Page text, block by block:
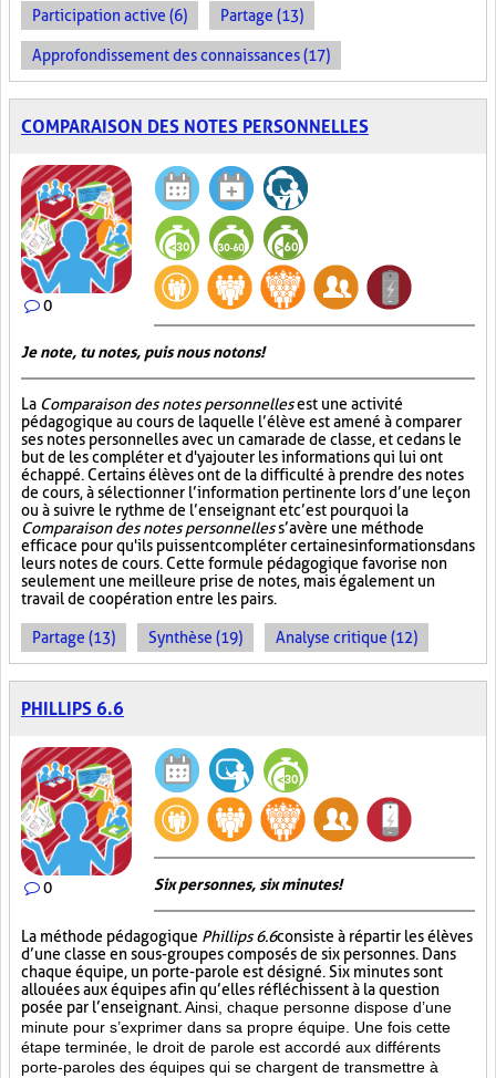
Participation active (6) Partage (13)
Approfondissement des connaissances (17)
COMPARAISON DES NOTES PERSONNELLES
0
Je note, tu notes, puis nous notons!
La Comparaison des notes personnellesest une activité
pédagogique au cours de laquelle l’élève est amené à comparer
ses notes personnelles avec un camarade de classe, et ce dans le
but de les compléter et d'y ajouter les informations qui lui ont
échappé. Certains élèves ont de la difficulté à prendre des notes
de cours, à sélectionner l’information pertinente lors d’une leçon
ou à suivre le rythme de l’enseignant et c’est pourquoi la
Comparaison des notes personnelless’avère une méthode
efficace pour qu'ils puissent compléter certaines informations dans
leurs notes de cours. Cette formule pédagogique favorise non
seulement une meilleure prise de notes, mais également un
travail de coopération entre les pairs.
Partage (13) Synthèse (19) Analyse critique (12)
PHILLIPS 6.6
0 Six personnes, six minutes!
La méthode pédagogique Phillips 6.6consiste à répartir les élèves
d’une classe en sous-groupes composés de six personnes. Dans
chaque équipe, un porte-parole est désigné. Six minutes sont
allouées aux équipes afin qu’elles réfléchissent à la question
posée par l’enseignant. Ainsi, chaque personne dispose d’une
minute pour s’exprimer dans sa propre équipe. Une fois cette
étape terminée, le droit de parole est accordé aux différents
porte-paroles des équipes qui se chargent de transmettre à